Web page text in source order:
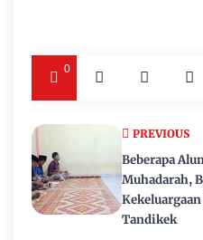
0
PREVIOUS
Beberapa
Muhadarah,
Tandikek